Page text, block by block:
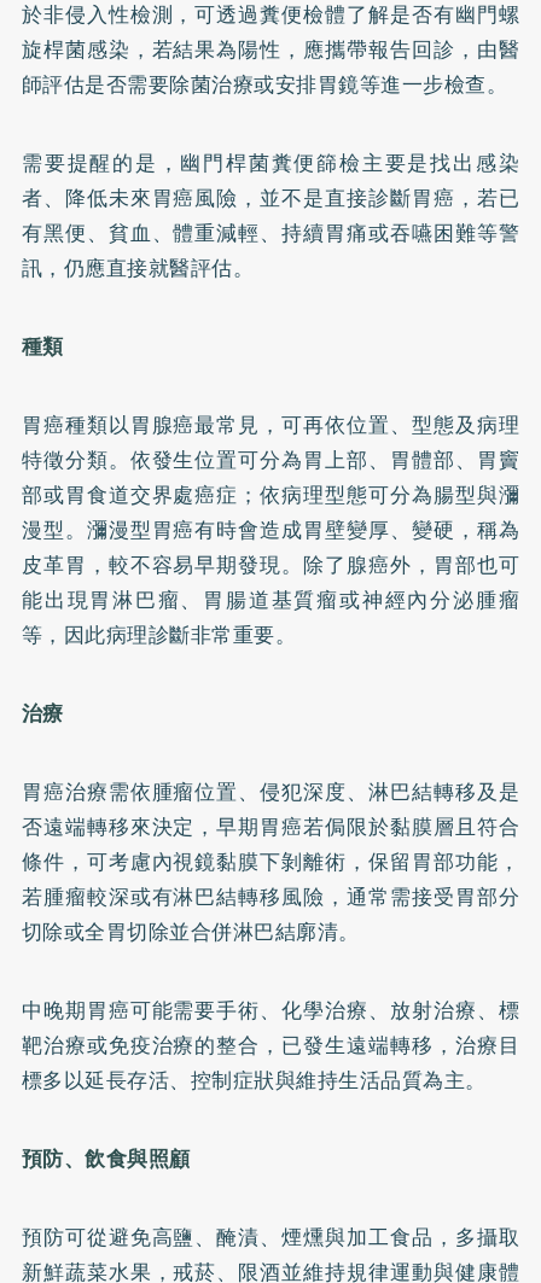
於非侵入性檢測，可透過糞便檢體了解是否有幽門螺
旋桿菌感染，若結果為陽性，應攜帶報告回診，由醫
師評估是否需要除菌治療或安排胃鏡等進一步檢查。
需要提醒的是，幽門桿菌糞便篩檢主要是找出感染
者、降低未來胃癌風險，並不是直接診斷胃癌，若已
有黑便、貧血、體重減輕、持續胃痛或吞嚥困難等警
訊，仍應直接就醫評估。
種類
胃癌種類以胃腺癌最常見，可再依位置、型態及病理
特徵分類。依發生位置可分為胃上部、胃體部、胃竇
部或胃食道交界處癌症；依病理型態可分為腸型與瀰
漫型。瀰漫型胃癌有時會造成胃壁變厚、變硬，稱為
皮革胃，較不容易早期發現。除了腺癌外，胃部也可
能出現胃淋巴瘤、胃腸道基質瘤或神經內分泌腫瘤
等，因此病理診斷非常重要。
治療
胃癌治療需依腫瘤位置、侵犯深度、淋巴結轉移及是
否遠端轉移來決定，早期胃癌若侷限於黏膜層且符合
條件，可考慮內視鏡黏膜下剝離術，保留胃部功能，
若腫瘤較深或有淋巴結轉移風險，通常需接受胃部分
切除或全胃切除並合併淋巴結廓清。
中晚期胃癌可能需要手術、化學治療、放射治療、標
靶治療或免疫治療的整合，已發生遠端轉移，治療目
標多以延長存活、控制症狀與維持生活品質為主。
預防、飲食與照顧
預防可從避免高鹽、醃漬、煙燻與加工食品，多攝取
新鮮蔬菜水果，戒菸、限酒並維持規律運動與健康體